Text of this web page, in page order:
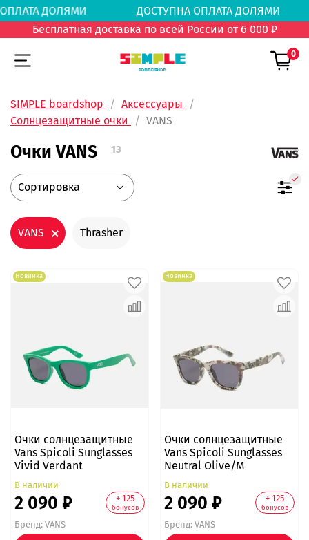
ОПЛАТА ДОЛЯМИ
ДОСТУПНА ОПЛАТА
Бесплатная доставка по всей России от 6 000 ₽
0
SIMPLE boardshop
Аксессуары
Солнцезащитные очки
VANS
Очки VANS 13
VANS Thrasher
Новинка
Очки солнцезащитные
Vans Spicoli Sunglasses
Vivid Verdant
В наличии
2 090 ₽ + 125
бонусов
Бренд:VANS
Новинка
Очки солнцезащитные
Vans Spicoli Sunglasses
Neutral Olive/M
В наличии
2 090 ₽ + 125
бонусов
Бренд:VANS